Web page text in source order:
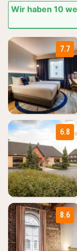
Wir haben 10
7.7
6.8
8.6